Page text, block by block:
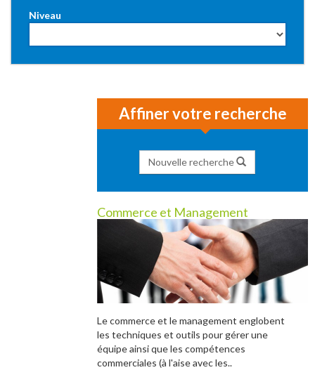
Niveau
Affiner votre recherche
Nouvelle recherche
Commerce et Management
Le commerce et le management englobent
les techniques et outils pour gérer une
équipe ainsi que les compétences
commerciales (à l'aise avec les..